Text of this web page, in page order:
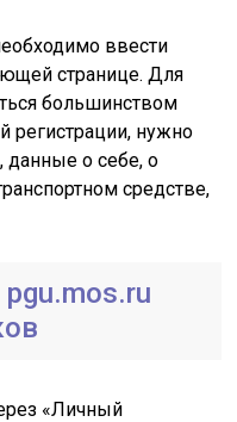
ввести
странице. Для
большинством
регистрации, нужно
данные о себе, о
средстве,
«Личный